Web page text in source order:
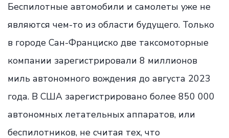
Беспилотные автомобили и самолеты уже не
являются чем-то из области будущего. Только
в городе Сан-Франциско две таксомоторные
компании зарегистрировали 8 миллионов
миль автономного вождения до августа 2023
года. В США зарегистрировано более 850 000
автономных летательных аппаратов, или
беспилотников, не считая тех, что